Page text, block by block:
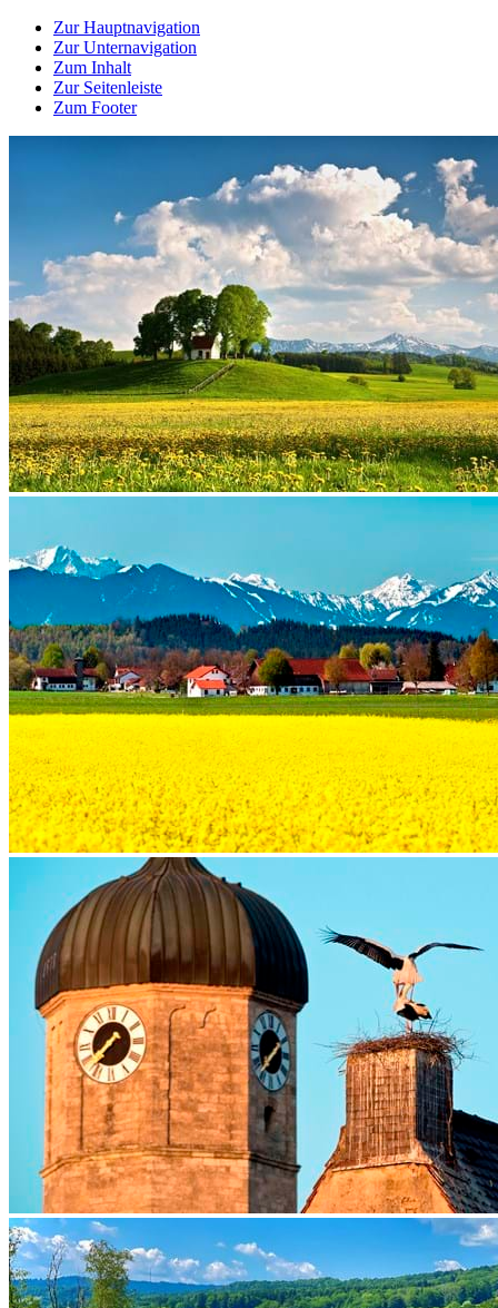
Zur Hauptnavigation
Zur Unternavigation
Zum Inhalt
Zur Seitenleiste
Zum Footer